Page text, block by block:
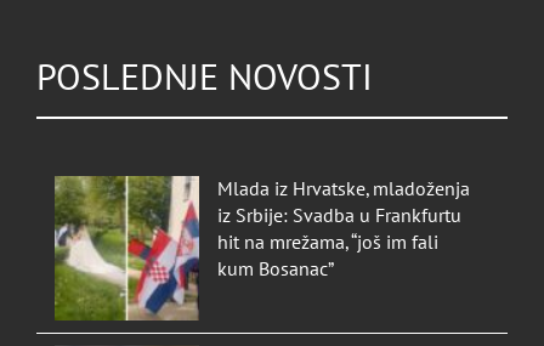
POSLEDNJE NOVOSTI
Mlada iz Hrvatske, mladoženja
iz Srbije: Svadba u Frankfurtu
hit na mrežama, “još im fali
kum Bosanac”